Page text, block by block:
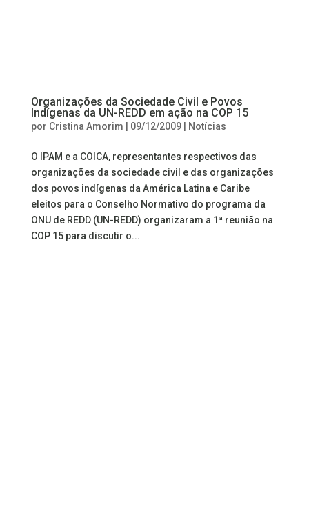
Organizações da Sociedade Civil e Povos
Indígenas da UN-REDD em ação na COP 15
por Cristina Amorim | 09/12/2009| Notícias
O IPAM e a COICA, representantes respectivos das
organizações da sociedade civil e das organizações
dos povos indígenas da América Latina e Caribe
eleitos para o Conselho Normativo do programa da
ONU de REDD (UN-REDD) organizaram a 1ª reunião na
COP 15 para discutir o...